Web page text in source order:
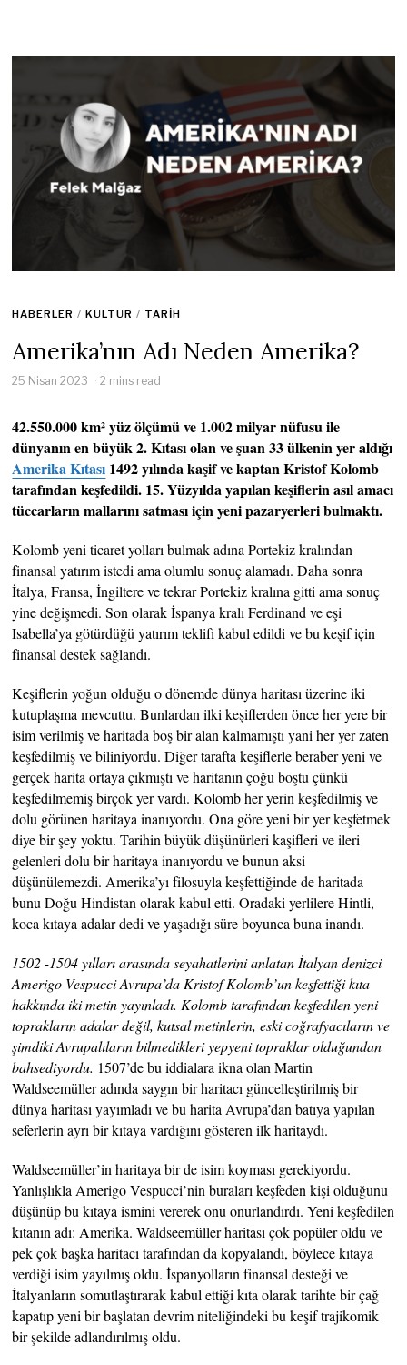
HABERLER / KÜLTÜR / TARIH
Amerika’nın Adı Neden Amerika?
25 Nisan 2023 2 mins read
42.550.000 km² yüz ölçümü ve 1.002 milyar nüfusu ile
dünyanın en büyük 2. Kıtası olan ve şuan 33 ülkenin yer aldığı
Amerika Kıtası 1492 yılında kaşif ve kaptan Kristof Kolomb
tarafından keşfedildi. 15. Yüzyılda yapılan keşiflerin asıl amacı
tüccarların mallarını satması için yeni pazaryerleri bulmaktı.
Kolomb yeni ticaret yolları bulmak adına Portekiz kralından
finansal yatırım istedi ama olumlu sonuç alamadı. Daha sonra
İtalya, Fransa, İngiltere ve tekrar Portekiz kralına gitti ama sonuç
yine değişmedi. Son olarak İspanya kralı Ferdinand ve eşi
Isabella’ya götürdüğü yatırım teklifi kabul edildi ve bu keşif için
finansal destek sağlandı.
Keşiflerin yoğun olduğu o dönemde dünya haritası üzerine iki
kutuplaşma mevcuttu. Bunlardan ilki keşiflerden önce her yere bir
isim verilmiş ve haritada boş bir alan kalmamıştı yani her yer zaten
keşfedilmiş ve biliniyordu. Diğer tarafta keşiflerle beraber yeni ve
gerçek harita ortaya çıkmıştı ve haritanın çoğu boştu çünkü
keşfedilmemiş birçok yer vardı. Kolomb her yerin keşfedilmiş ve
dolu görünen haritaya inanıyordu. Ona göre yeni bir yer keşfetmek
diye bir şey yoktu. Tarihin büyük düşünürleri kaşifleri ve ileri
gelenleri dolu bir haritaya inanıyordu ve bunun aksi
düşünülemezdi. Amerika’yı filosuyla keşfettiğinde de haritada
bunu Doğu Hindistan olarak kabul etti. Oradaki yerlilere Hintli,
koca kıtaya adalar dedi ve yaşadığı süre boyunca buna inandı.
1502 -1504 yılları arasında seyahatlerini anlatan İtalyan denizci
Amerigo Vespucci Avrupa’da Kristof Kolomb’un keşfettiği kıta
hakkında iki metin yayınladı. Kolomb tarafından keşfedilen yeni
toprakların adalar değil, kutsal metinlerin, eski coğrafyacıların ve
şimdiki Avrupalıların bilmedikleri yepyeni topraklar olduğundan
bahsediyordu. 1507’de bu iddialara ikna olan Martin
Waldseemüller adında saygın bir haritacı güncelleştirilmiş bir
dünya haritası yayımladı ve bu harita Avrupa’dan batıya yapılan
seferlerin ayrı bir kıtaya vardığını gösteren ilk haritaydı.
Waldseemüller’in haritaya bir de isim koyması gerekiyordu.
Yanlışlıkla Amerigo Vespucci’nin buraları keşfeden kişi olduğunu
düşünüp bu kıtaya ismini vererek onu onurlandırdı. Yeni keşfedilen
kıtanın adı: Amerika. Waldseemüller haritası çok popüler oldu ve
pek çok başka haritacı tarafından da kopyalandı, böylece kıtaya
verdiği isim yayılmış oldu. İspanyolların finansal desteği ve
İtalyanların somutlaştırarak kabul ettiği kıta olarak tarihte bir çağ
kapatıp yeni bir başlatan devrim niteliğindeki bu keşif trajikomik
bir şekilde adlandırılmış oldu.